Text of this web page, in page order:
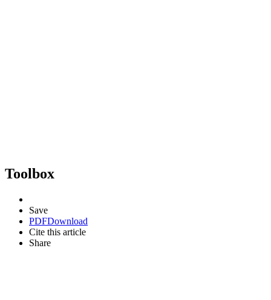
Toolbox
Save
PDFDownload
Cite this article
Share